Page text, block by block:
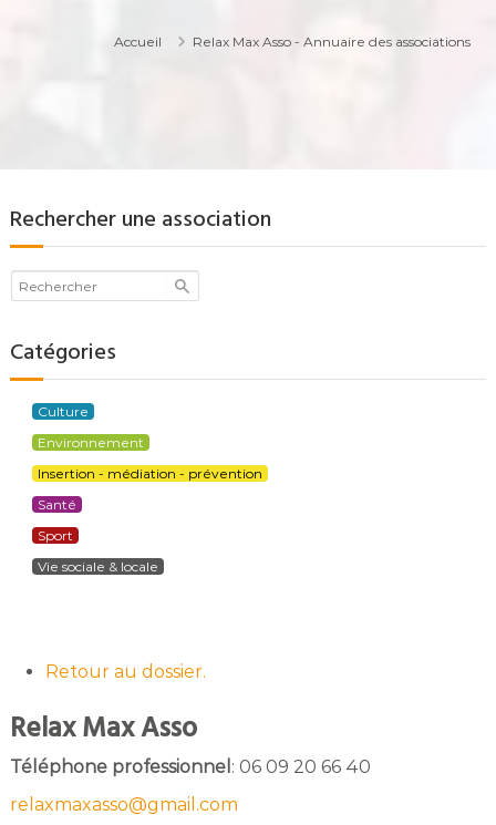
Accueil Relax Max Asso - Annuaire des associations
Rechercher une association
Catégories
Culture
Environnement
Insertion - médiation - prévention
Santé
Sport
Vie sociale & locale
Retour au dossier.
Relax Max Asso
Téléphone professionnel : 06 09 20 66 40
relaxmaxasso@gmail.com